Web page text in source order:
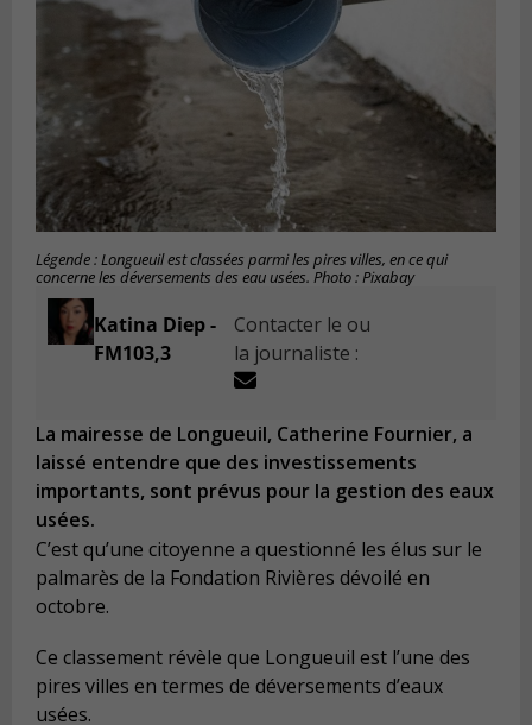
Légende : Longueuil est classées parmi les pires villes, en ce qui
concerne les déversements des eau usées. Photo : Pixabay
Katina Diep -
FM103,3
Contacter le ou
la journaliste :
La mairesse de Longueuil, Catherine Fournier, a
laissé entendre que des investissements
importants, sont prévus pour la gestion des eaux
usées.
C’est qu’une citoyenne a questionné les élus sur le
palmarès de la Fondation Rivières dévoilé en
octobre.
Ce classement révèle que Longueuil est l’une des
pires villes en termes de déversements d’eaux
usées.